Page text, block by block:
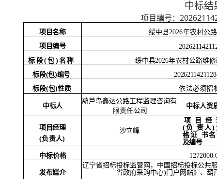
中标结
项目编号：
项目名称 绥中县2026年农村公
项目编号
标段(包)名称 绥中县2026年农村公路维
标段(包)编号
标段(包)性质 依法必须招
中标人
葫芦岛鑫达公路工程监理咨询有
限责任公司
中标人资
项目经理
(负责人)
沙立峰
项目经
(负
责人)
格证 书名
及编号
中标价格
发布媒介
辽宁省招标投标监管网，中国招标投标公共
省政府采购中心)门户网站》、葫